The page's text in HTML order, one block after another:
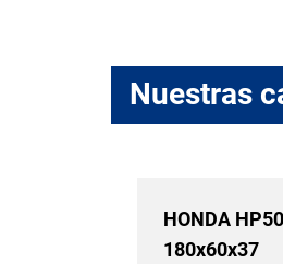
Nuestras
HONDA
180x60x37